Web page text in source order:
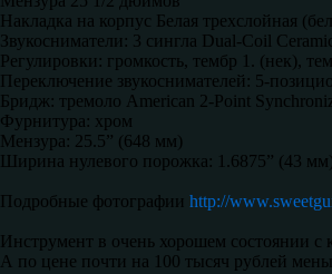
Накладка на корпус Белая трехслойная
Звукосниматели: 3 сингла Dual-Coil
Регулировки: громкость, тембр 1. (нек),
Переключение звукоснимателей: 5-
Бридж: тремоло American 2-Point
Фурнитура: хром
Мензура: 25.5” (648 мм)
Ширина нулевого порожка: 1.6875” (43 мм)
Подробные фотографии http://
Инструмент в очень хорошем состоянии с
А по цене почти на 100 тысяч рублей